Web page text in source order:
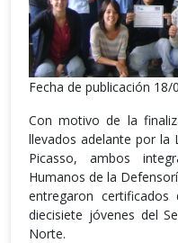
Fecha de publicación 18/
Con motivo de la
llevados adelante por la
Picasso, ambos
Humanos de la
entregaron
diecisiete jóvenes del
Norte.